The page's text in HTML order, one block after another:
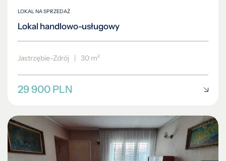
LOKAL NA SPRZEDAŻ
Lokal handlowo-usługowy
Jastrzębie-Zdrój | 30 m²
29 900 PLN